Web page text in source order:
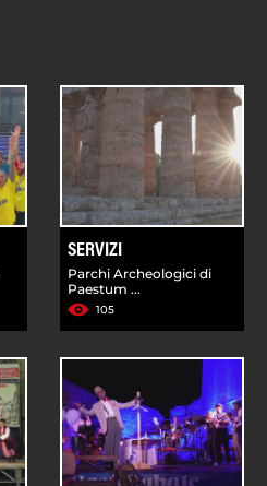
SERVIZI
Parchi Archeologici di
Paestum ...
105